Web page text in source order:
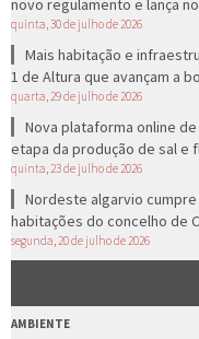
novo regulamento e lança
quinta, 30 de julho de 2026
Mais habitação e
1 de Altura que avançam a
quarta, 29 de julho de 2026
Nova plataforma online
etapa da produção de sal e
quinta, 23 de julho de 2026
Nordeste algarvio
habitações do concelho de
segunda, 20 de julho de 2026
AMBIENTE